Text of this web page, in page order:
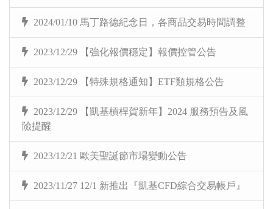
2024/01/10 馬丁路德紀念日，各商品交易時間調整
2023/12/29 【強化報價穩定】報價控管公告
2023/12/29 【特殊規格通知】ETF類規格公告
2023/12/29 【凱基槓桿賀新年】2024 服務預告及風
險提醒
2023/12/21 歐美聖誕節市場變動公告
2023/11/27 12/1 新推出『凱基CFD綜合交易帳戶』